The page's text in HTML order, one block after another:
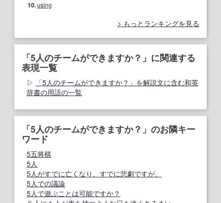
10.using
もっとランキングを見る
「5人のチームができますか？」に関連する
表現一覧
「5人のチームができますか？」を解説文に含む和英
辞書の用語の一覧
「5人のチームができますか？」のお隣キー
ワード
5五将棋
5人
5人がすでに亡くなり、すでに悲劇ですが。
5人での議論
5人で遊ぶことは可能ですか？